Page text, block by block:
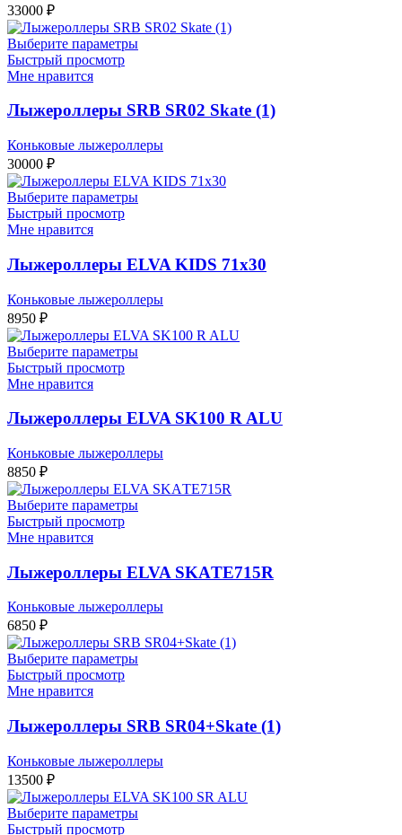
33000 ₽
Выберите параметры
Быстрый просмотр
Мне нравится
Лыжероллеры SRB SR02 Skate (1)
Коньковые лыжероллеры
30000 ₽
Выберите параметры
Быстрый просмотр
Мне нравится
Лыжероллеры ELVA KIDS 71х30
Коньковые лыжероллеры
8950 ₽
Выберите параметры
Быстрый просмотр
Мне нравится
Лыжероллеры ELVA SK100 R ALU
Коньковые лыжероллеры
8850 ₽
Выберите параметры
Быстрый просмотр
Мне нравится
Лыжероллеры ELVA SKАTE715R
Коньковые лыжероллеры
6850 ₽
Выберите параметры
Быстрый просмотр
Мне нравится
Лыжероллеры SRB SR04+Skate (1)
Коньковые лыжероллеры
13500 ₽
Выберите параметры
Быстрый просмотр